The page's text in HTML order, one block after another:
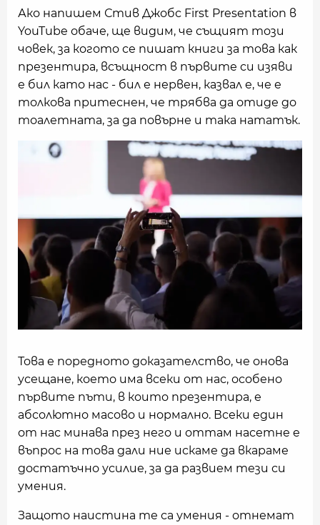
Ако напишем Стив Джобс First Presentation в
YouTube обаче, ще видим, че същият този
човек, за когото се пишат книги за това как
презентира, всъщност в първите си изяви
е бил като нас - бил е нервен, казвал е, че е
толкова притеснен, че трябва да отиде до
тоалетната, за да повърне и така нататък.
Това е поредното доказателство, че онова
усещане, което има всеки от нас, особено
първите пъти, в които презентира, е
абсолютно масово и нормално. Всеки един
от нас минава през него и оттам насетне е
въпрос на това дали ние искаме да вкараме
достатъчно усилие, за да развием тези си
умения.
Защото наистина те са умения - отнемат